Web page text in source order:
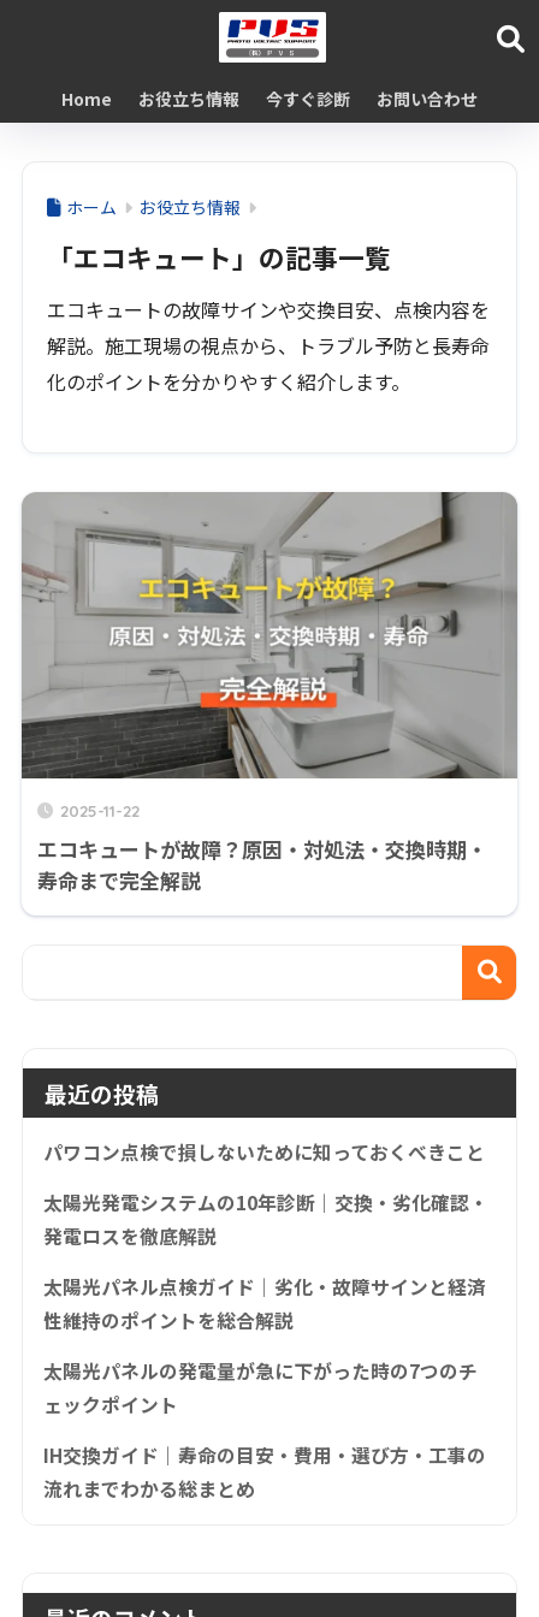
Home お役立ち情報 今すぐ診断 お問い合わせ
ホーム お役立ち情報
「エコキュート」の記事一覧
エコキュートの故障サインや交換目安、点検内容を
解説。施工現場の視点から、トラブル予防と長寿命
化のポイントを分かりやすく紹介します。
2025-11-22
エコキュートが故障？原因・対処法・交換時期・
寿命まで完全解説
最近の投稿
パワコン点検で損しないために知っておくべきこと
太陽光発電システムの10年診断｜交換・劣化確認・
発電ロスを徹底解説
太陽光パネル点検ガイド｜劣化・故障サインと経済
性維持のポイントを総合解説
太陽光パネルの発電量が急に下がった時の7つのチ
ェックポイント
IH交換ガイド｜寿命の目安・費用・選び方・工事の
流れまでわかる総まとめ